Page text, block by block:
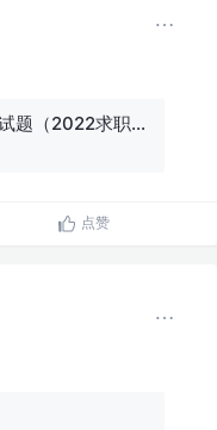
精心整理HTML/CSS面试题（2022求职必看）
点赞